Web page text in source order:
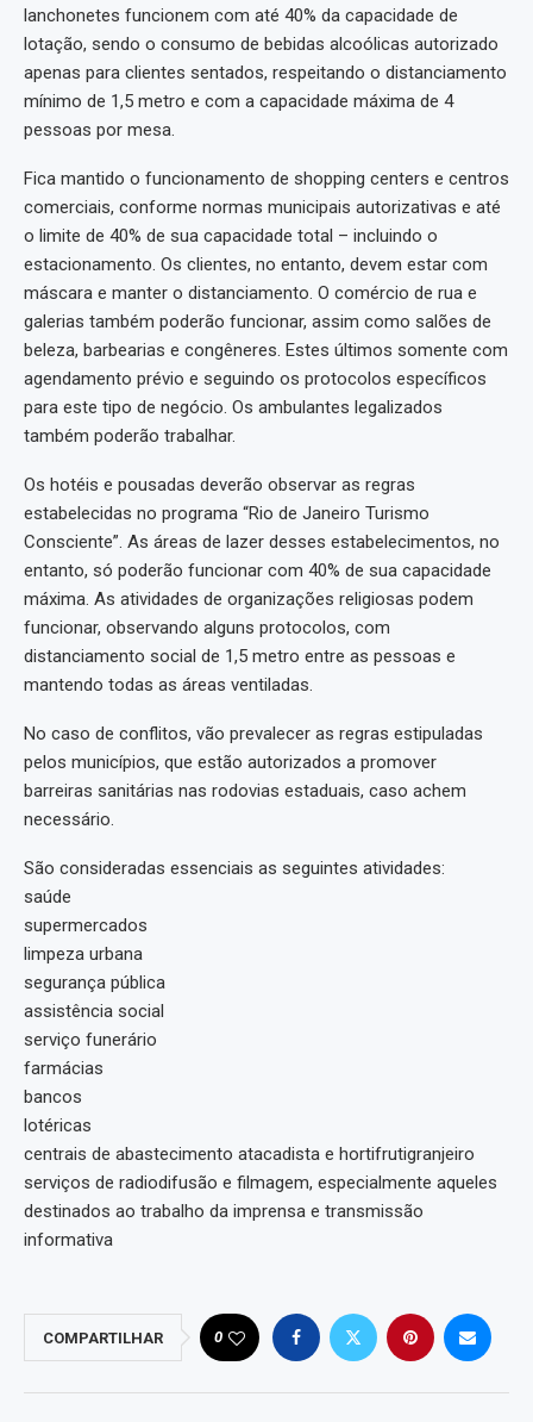
lanchonetes funcionem com até 40% da capacidade de
lotação, sendo o consumo de bebidas alcoólicas autorizado
apenas para clientes sentados, respeitando o distanciamento
mínimo de 1,5 metro e com a capacidade máxima de 4
pessoas por mesa.
Fica mantido o funcionamento de shopping centers e centros
comerciais, conforme normas municipais autorizativas e até
o limite de 40% de sua capacidade total – incluindo o
estacionamento. Os clientes, no entanto, devem estar com
máscara e manter o distanciamento. O comércio de rua e
galerias também poderão funcionar, assim como salões de
beleza, barbearias e congêneres. Estes últimos somente com
agendamento prévio e seguindo os protocolos específicos
para este tipo de negócio. Os ambulantes legalizados
também poderão trabalhar.
Os hotéis e pousadas deverão observar as regras
estabelecidas no programa “Rio de Janeiro Turismo
Consciente”. As áreas de lazer desses estabelecimentos, no
entanto, só poderão funcionar com 40% de sua capacidade
máxima. As atividades de organizações religiosas podem
funcionar, observando alguns protocolos, com
distanciamento social de 1,5 metro entre as pessoas e
mantendo todas as áreas ventiladas.
No caso de conflitos, vão prevalecer as regras estipuladas
pelos municípios, que estão autorizados a promover
barreiras sanitárias nas rodovias estaduais, caso achem
necessário.
São consideradas essenciais as seguintes atividades:
saúde
supermercados
limpeza urbana
segurança pública
assistência social
serviço funerário
farmácias
bancos
lotéricas
centrais de abastecimento atacadista e hortifrutigranjeiro
serviços de radiodifusão e filmagem, especialmente aqueles
destinados ao trabalho da imprensa e transmissão
informativa
COMPARTILHAR 0